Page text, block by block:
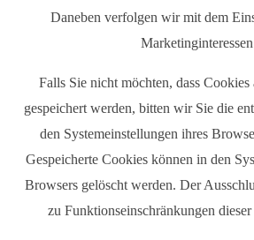
Daneben verfolgen wir mit dem
Falls Sie nicht möchten, dass
gespeichert werden, bitten wir Sie die
den Systemeinstellungen ihres
Gespeicherte Cookies können in den
Browsers gelöscht werden. Der
zu Funktionseinschränkungen